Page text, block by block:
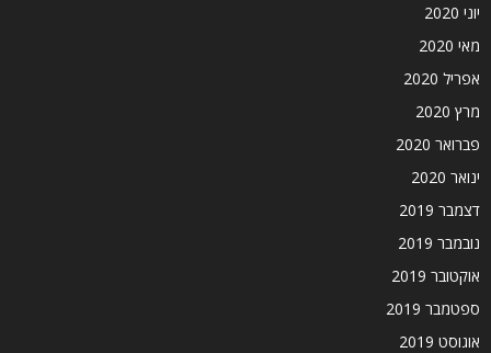
יוני 2020
מאי 2020
אפריל 2020
מרץ 2020
פברואר 2020
ינואר 2020
דצמבר 2019
נובמבר 2019
אוקטובר 2019
ספטמבר 2019
אוגוסט 2019